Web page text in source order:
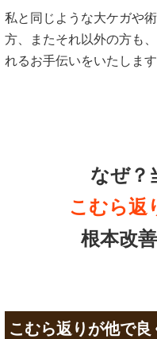
私と同じような大ケガや
方、またそれ以外の方も
れるお手伝いをいたします
なぜ？
こむら返
根本改
こむら返りが他で